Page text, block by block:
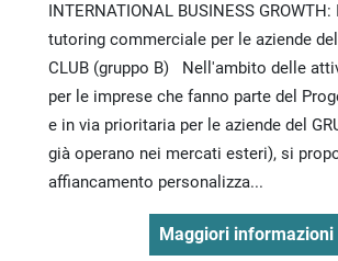
INTERNATIONAL BUSINESS
tutoring commerciale per le aziende
CLUB (gruppo B) Nell'ambito delle
per le imprese che fanno parte del
e in via prioritaria per le aziende del
già operano nei mercati esteri), si
affiancamento personalizza...
Maggiori informazioni